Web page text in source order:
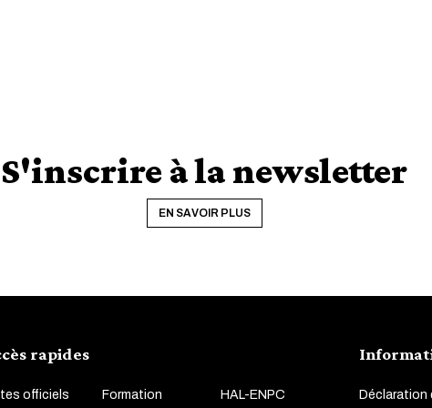
S'inscrire à la newsletter
EN SAVOIR PLUS
rapides
officiels
Formation
HAL-ENPC Déclaration